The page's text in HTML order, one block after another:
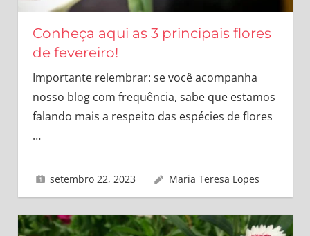
Conheça aqui as 3 principais flores
de fevereiro!
Importante relembrar: se você acompanha
nosso blog com frequência, sabe que estamos
falando mais a respeito das espécies de flores
…
setembro 22, 2023 Maria Teresa Lopes